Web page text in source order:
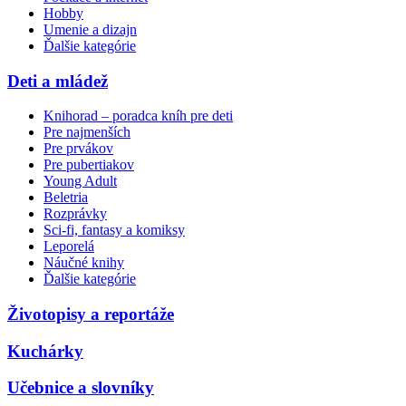
Hobby
Umenie a dizajn
Ďalšie kategórie
Deti a mládež
Knihorad – poradca kníh pre deti
Pre najmenších
Pre prvákov
Pre pubertiakov
Young Adult
Beletria
Rozprávky
Sci-fi, fantasy a komiksy
Leporelá
Náučné knihy
Ďalšie kategórie
Životopisy a reportáže
Kuchárky
Učebnice a slovníky